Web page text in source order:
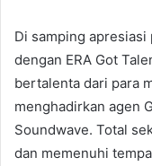
Di samping apresiasi
dengan ERA Got
bertalenta dari para
menghadirkan agen
Soundwave. Total
dan memenuhi